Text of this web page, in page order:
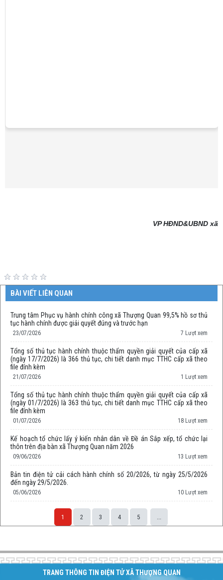
VP HĐND&UBND xã
BÀI VIẾT LIÊN QUAN
Trung tâm Phục vụ hành chính công xã Thượng Quan 99,5% hồ sơ thủ
tục hành chính được giải quyết đúng và trước hạn
23/07/2026 7 Lượt xem
Tổng số thủ tục hành chính thuộc thẩm quyền giải quyết của cấp xã
(ngày 17/7/2026) là 366 thủ tục, chi tiết danh mục TTHC cấp xã theo
file đính kèm
21/07/2026 1 Lượt xem
Tổng số thủ tục hành chính thuộc thẩm quyền giải quyết của cấp xã
(ngày 01/7/2026) là 363 thủ tục, chi tiết danh mục TTHC cấp xã theo
file đính kèm
01/07/2026 18 Lượt xem
Kế hoạch tổ chức lấy ý kiến nhân dân về Đề án Sắp xếp, tổ chức lại
thôn trên địa bàn xã Thượng Quan năm 2026
09/06/2026 13 Lượt xem
Bản tin điện tử cải cách hành chính số 20/2026, từ ngày 25/5/2026
đến ngày 29/5/2026.
05/06/2026 10 Lượt xem
1 2 3 4 5 ...
TRANG THÔNG TIN ĐIỆN TỬ XÃ THƯỢNG QUAN